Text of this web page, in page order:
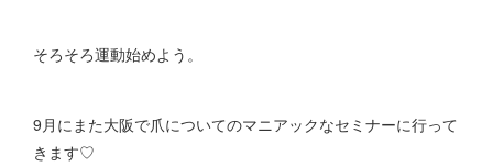
そろそろ運動始めよう。
9月にまた大阪で爪についてのマニアックなセミナーに行って
きます♡